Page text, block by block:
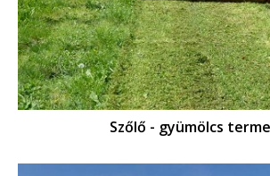
Szőlő - gyümölcs